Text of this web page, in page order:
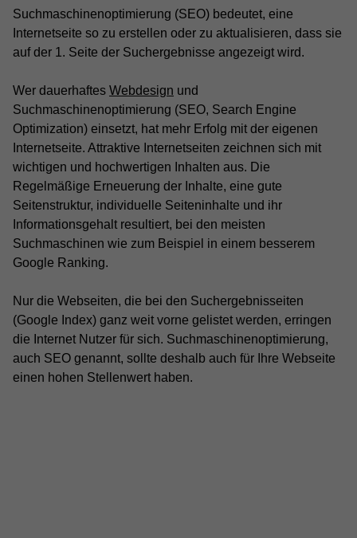
Suchmaschinenoptimierung (SEO) bedeutet, eine
Internetseite so zu erstellen oder zu aktualisieren, dass sie
auf der 1. Seite der Suchergebnisse angezeigt wird.
Wer dauerhaftes Webdesign und
Suchmaschinenoptimierung (SEO, Search Engine
Optimization) einsetzt, hat mehr Erfolg mit der eigenen
Internetseite. Attraktive Internetseiten zeichnen sich mit
wichtigen und hochwertigen Inhalten aus. Die
Regelmäßige Erneuerung der Inhalte, eine gute
Seitenstruktur, individuelle Seiteninhalte und ihr
Informationsgehalt resultiert, bei den meisten
Suchmaschinen wie zum Beispiel in einem besserem
Google Ranking.
Nur die Webseiten, die bei den Suchergebnisseiten
(Google Index) ganz weit vorne gelistet werden, erringen
die Internet Nutzer für sich. Suchmaschinenoptimierung,
auch SEO genannt, sollte deshalb auch für Ihre Webseite
einen hohen Stellenwert haben.